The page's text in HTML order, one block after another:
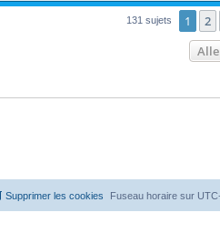
131 sujets 1 2
Fuseau horaire sur
Supprimer les cookies